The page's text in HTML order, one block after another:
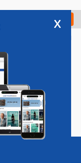
Check in
Vacatures
x